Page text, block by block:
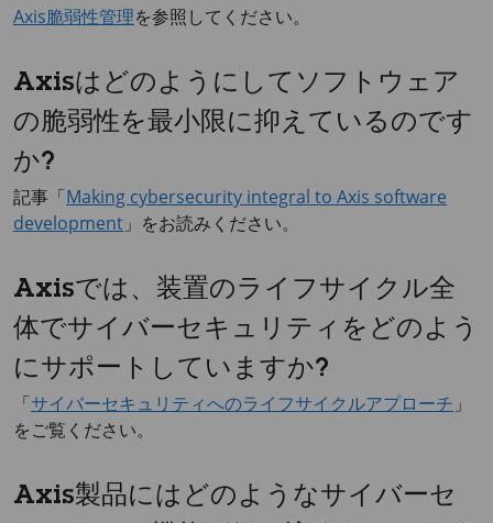
Axis脆弱性管理を参照してください。
Axisはどのようにしてソフトウェア
の脆弱性を最小限に抑えているのです
か?
記事「Making cybersecurity integral to Axis software
development 」をお読みください。
Axisでは、装置のライフサイクル全
体でサイバーセキュリティをどのよう
にサポートしていますか?
「サイバーセキュリティへのライフサイクルアプローチ 」
をご覧ください。
Axis製品にはどのようなサイバーセ